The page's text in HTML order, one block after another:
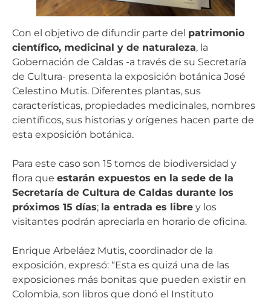
Con el objetivo de difundir parte del patrimonio
científico, medicinal y de naturaleza, la
Gobernación de Caldas -a través de su Secretaría
de Cultura- presenta la exposición botánica José
Celestino Mutis. Diferentes plantas, sus
características, propiedades medicinales, nombres
científicos, sus historias y orígenes hacen parte de
esta exposición botánica.
Para este caso son 15 tomos de biodiversidad y
flora que estarán expuestos en la sede de la
Secretaría de Cultura de Caldas durante los
próximos 15 días; la entrada es libre y los
visitantes podrán apreciarla en horario de oficina.
Enrique Arbeláez Mutis, coordinador de la
exposición, expresó: “Esta es quizá una de las
exposiciones más bonitas que pueden existir en
Colombia, son libros que donó el Instituto